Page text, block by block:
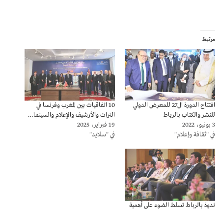
مرتبط
افتتاح الدورة ال27 للمعرض الدولي
للنشر والكتاب بالرباط
3 يونيو، 2022
في "ثقافة وإعلام"
10 اتفاقيات بين المغرب وفرنسا في
التراث والأرشيف والإعلام والسينما…
19 فبراير، 2025
في "سلايد"
ندوة بالرباط تسلط الضوء على أهمية